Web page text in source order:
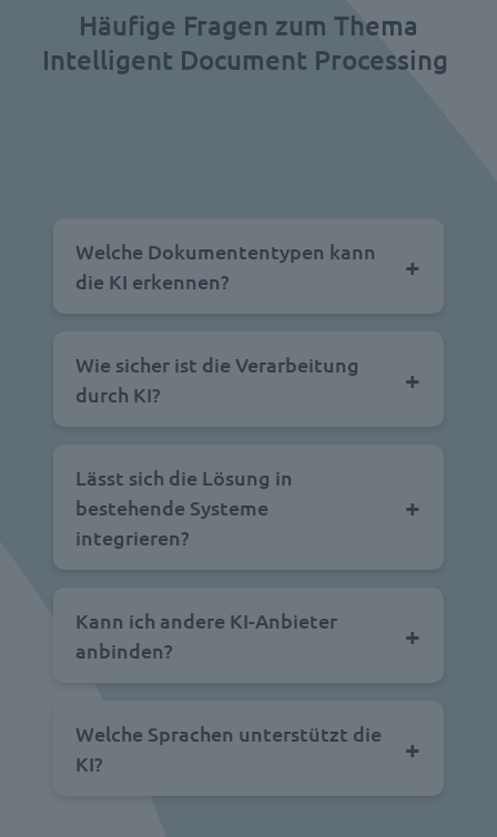
Häufige Fragen zum Thema
Intelligent Document Processing
Welche Dokumententypen kann
die KI erkennen?
Wie sicher ist die Verarbeitung
durch KI?
Lässt sich die Lösung in
bestehende Systeme
integrieren?
Kann ich andere KI-Anbieter
anbinden?
Welche Sprachen unterstützt die
KI?